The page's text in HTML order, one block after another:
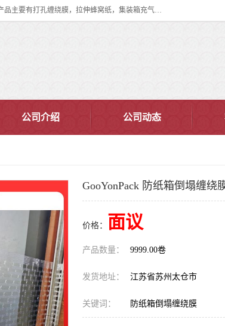
双忠包装材料（苏州）有限公司是上海双忠包装材料设立在苏州太仓的生产基地，占地约2万平米，产品主要有打孔缠绕膜，拉伸蜂窝纸，集装箱充气袋，滑托板，打包带，裹包网兜，防滑纸等箱体和托盘的运输和保护性包材。固永包材®，GooYon Pack®，是我们保护性包装材料的专属品牌。
公司介绍 公司动态
GooYonPack 防纸箱倒塌缠绕
价格： 面议
产品数量： 9999.00卷
发货地址： 江苏省苏州太仓市
关键词： 防纸箱倒塌缠绕膜